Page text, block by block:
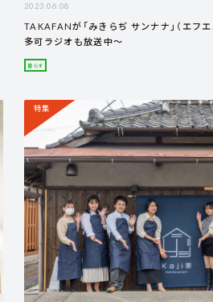
2023.06.08
TAKAFANが「みきらぢ サンナナ」（エフ
多可ラジオも放送中～
暮らす
特集